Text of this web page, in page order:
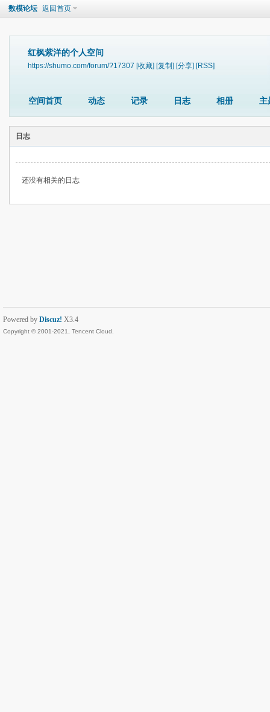
数模论坛 返回首页
红枫紫洋的个人空间
https://shumo.com/forum/?17307 [收藏] [复制] [分享] [RSS]
空间首页 动态 记录 日志 相册 主
日志
还没有相关的日志
Powered by Discuz! X3.4
Copyright © 2001-2021, Tencent Cloud.